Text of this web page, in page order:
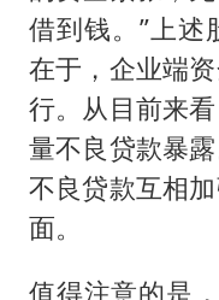
借到钱。”上述
在于，企业端
行。从目前来
量不良贷款暴
不良贷款互相
面。
值得注意的是